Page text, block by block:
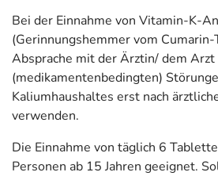
Bei der Einnahme von Vitamin-K-
(Gerinnungshemmer vom Cumarin-
Absprache mit der Ärztin/ dem
(medikamentenbedingten)
Kaliumhaushaltes erst nach
verwenden.
Die Einnahme von täglich 6
Personen ab 15 Jahren geeignet.